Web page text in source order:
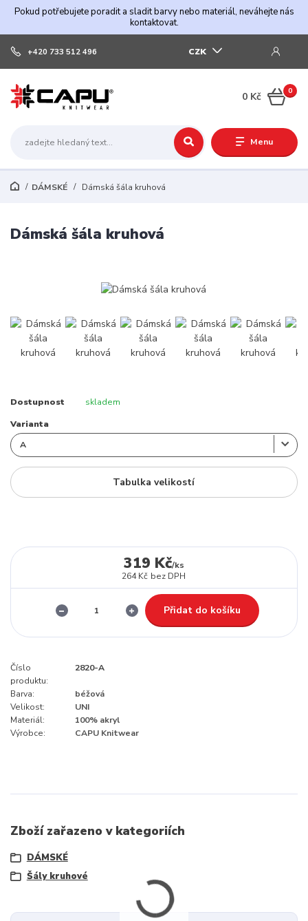
Pokud potřebujete poradit a sladit barvy nebo materiál, neváhejte nás
kontaktovat.
Menu
CZK
+420 733 512 496
0
0 Kč
DÁMSKÉ Dámská šála kruhová
Dámská šála kruhová
Dostupnost skladem
Varianta
Tabulka velikostí
319 Kč/ks
264 Kč bez DPH
Přidat do košíku
Číslo
produktu:
2820-A
Barva:
béžová
Velikost:
UNI
Materiál:
100% akryl
Výrobce:
CAPU Knitwear
Zboží zařazeno v kategoriích
DÁMSKÉ
Šály kruhové